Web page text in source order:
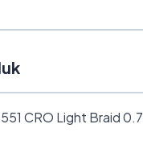
CRO Light Braid